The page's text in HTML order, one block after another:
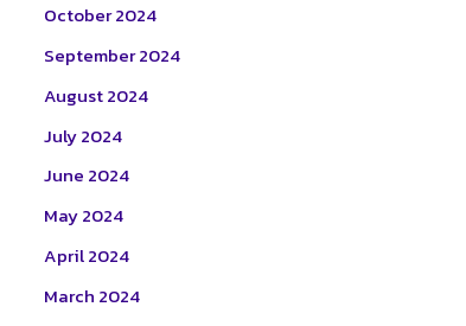
October 2024
September 2024
August 2024
July 2024
June 2024
May 2024
April 2024
March 2024